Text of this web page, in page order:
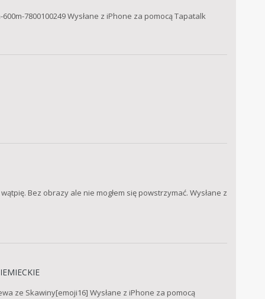
7800100249 Wysłane z iPhone za pomocą Tapatalk
Bez obrazy ale nie mogłem się powstrzymać. Wysłane z
ze Skawiny[emoji16] Wysłane z iPhone za pomocą